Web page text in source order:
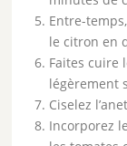
Entre-
le citron en
Faites cuire
légèrement
Ciselez
Incorporez